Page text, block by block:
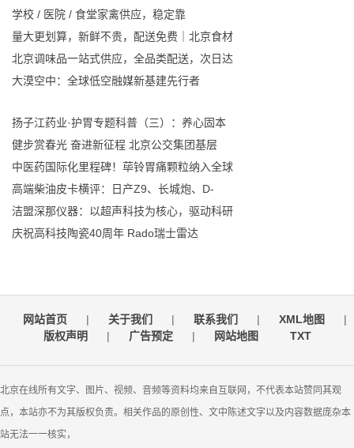
学校 / 医院 / 食堂家禽供应，稳定靠
量大更划算，新鲜不贵，配送免费｜北京食材
北京调味品一站式供应，全品类配送，次日达
大漠空中：全球低空融媒新基建先行者
扬子江药业·护胃专题科普（三）：养心固本
健步赏春光 奋进新征程 北京公交集团基层
中医药国际化里程碑！荜铃胃痛颗粒纳入全球
高端柴油皮卡横评：日产Z9、长城炮、D-
洁盟深那仪器：以超声科技为核心，驱动科研
庆祝高科技陶瓷40周年 Rado瑞士雷达
网站首页 | 关于我们 | 联系我们 | XML地图
|
版权声明
| 广告预定 | 网站地图 TXT
北京在线所有文字、图片、视频、音频等资料均来自互联网，不代表本站赞同其观
点，本站亦不为其版权负责。相关作品的原创性、文中陈述文字以及内容数据庞杂本
站无法一一核实，